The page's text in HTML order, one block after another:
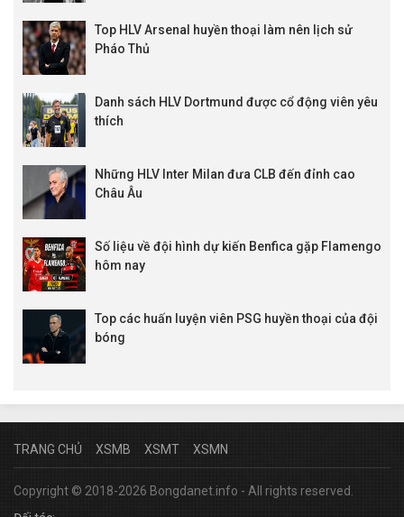
Top HLV Arsenal huyền thoại làm nên lịch sử
Pháo Thủ
Danh sách HLV Dortmund được cổ động viên yêu
thích
Những HLV Inter Milan đưa CLB đến đỉnh cao
Châu Âu
Số liệu về đội hình dự kiến Benfica gặp Flamengo
hôm nay
Top các huấn luyện viên PSG huyền thoại của đội
bóng
TRANG CHỦ XSMB XSMT XSMN
Copyright © 2018-2026 Bongdanet.info - All rights reserved.